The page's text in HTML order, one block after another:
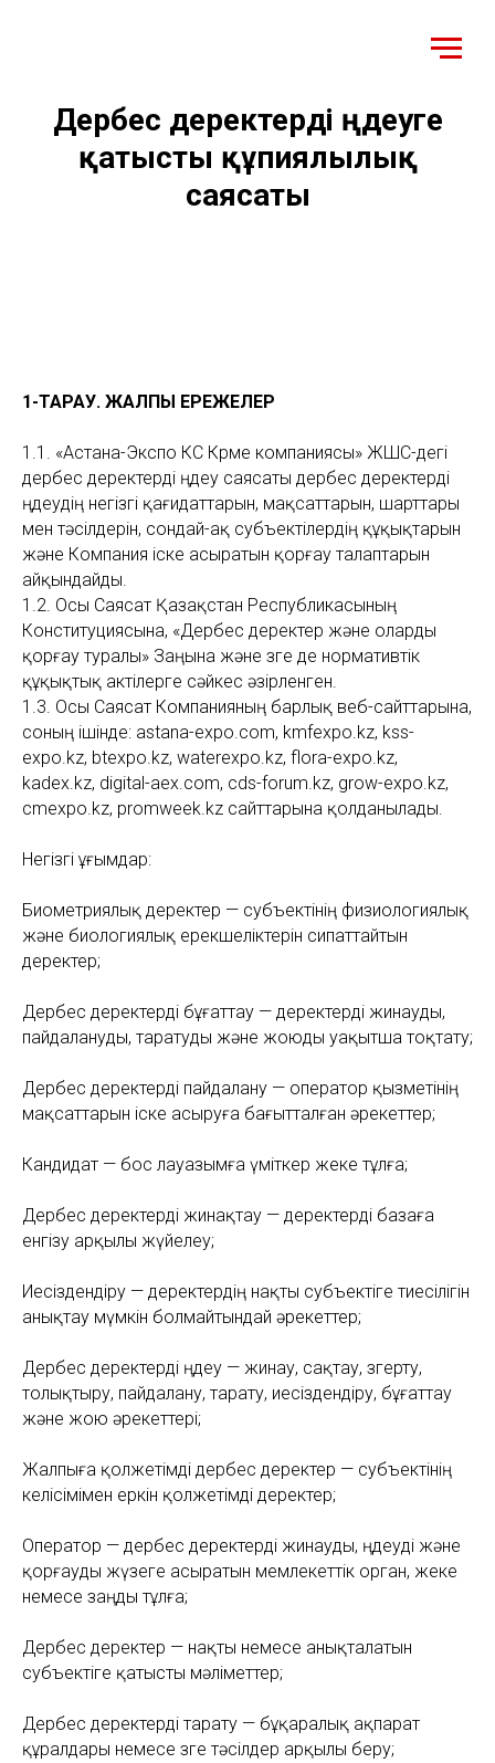
Дербес деректерді өңдеуге
қатысты құпиялылық
саясаты
1-ТАРАУ. ЖАЛПЫ ЕРЕЖЕЛЕР
1.1. «Астана-Экспо КС Көрме компаниясы» ЖШС-дегі
дербес деректерді өңдеу саясаты дербес деректерді
өңдеудің негізгі қағидаттарын, мақсаттарын, шарттары
мен тәсілдерін, сондай-ақ субъектілердің құқықтарын
және Компания іске асыратын қорғау талаптарын
айқындайды.
1.2. Осы Саясат Қазақстан Республикасының
Конституциясына, «Дербес деректер және оларды
қорғау туралы» Заңына және өзге де нормативтік
құқықтық актілерге сәйкес әзірленген.
1.3. Осы Саясат Компанияның барлық веб-сайттарына,
соның ішінде: astana-expo.com, kmfexpo.kz, kss-
expo.kz, btexpo.kz, waterexpo.kz, flora-expo.kz,
kadex.kz, digital-aex.com, cds-forum.kz, grow-expo.kz,
cmexpo.kz, promweek.kz сайттарына қолданылады.
Негізгі ұғымдар:
Биометриялық деректер — субъектінің физиологиялық
және биологиялық ерекшеліктерін сипаттайтын
деректер;
Дербес деректерді бұғаттау — деректерді жинауды,
пайдалануды, таратуды және жоюды уақытша тоқтату;
Дербес деректерді пайдалану — оператор қызметінің
мақсаттарын іске асыруға бағытталған әрекеттер;
Кандидат — бос лауазымға үміткер жеке тұлға;
Дербес деректерді жинақтау — деректерді базаға
енгізу арқылы жүйелеу;
Иесіздендіру — деректердің нақты субъектіге тиесілігін
анықтау мүмкін болмайтындай әрекеттер;
Дербес деректерді өңдеу — жинау, сақтау, өзгерту,
толықтыру, пайдалану, тарату, иесіздендіру, бұғаттау
және жою әрекеттері;
Жалпыға қолжетімді дербес деректер — субъектінің
келісімімен еркін қолжетімді деректер;
Оператор — дербес деректерді жинауды, өңдеуді және
қорғауды жүзеге асыратын мемлекеттік орган, жеке
немесе заңды тұлға;
Дербес деректер — нақты немесе анықталатын
субъектіге қатысты мәліметтер;
Дербес деректерді тарату — бұқаралық ақпарат
құралдары немесе өзге тәсілдер арқылы беру;